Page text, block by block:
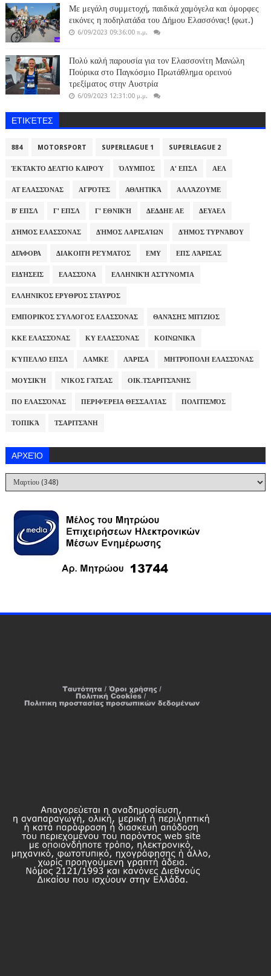
Με μεγάλη συμμετοχή, παιδικά χαμόγελα και όμορφες
εικόνες η ποδηλατάδα του Δήμου Ελασσόνας! (φωτ.)
6/09/2023 09:36:00 π.μ.
Πολύ καλή παρουσία για τον Ελασσονίτη Μανώλη
Πούρικα στο Παγκόσμιο Πρωτάθλημα ορεινού
τρεξίματος στην Αυστρία
6/09/2023 12:31:00 μ.μ.
ΕΤΙΚΈΤΕΣ
884 MOTORSPORT SUPERLEAGUE 1 SUPERLEAGUE 2
ΈΚΤΑΚΤΟ ΔΕΛΤΊΟ ΚΑΙΡΟΎ ΌΛΥΜΠΟΣ Α' ΕΠΣΛ ΑΕΛ
ΑΤ ΕΛΑΣΣΌΝΑΣ ΑΓΡΌΤΕΣ ΑΘΛΗΤΙΚΆ ΑΛΛΆΖΟΥΜΕ
Β' ΕΠΣΛ Γ' ΕΠΣΛ Γ' ΕΘΝΙΚΉ ΔΕΔΔΗΕ ΑΕ ΔΕΥΑΕΛ
ΔΉΜΟΣ ΕΛΑΣΣΌΝΑΣ ΔΉΜΟΣ ΛΑΡΙΣΑΊΩΝ ΔΉΜΟΣ ΤΥΡΝΆΒΟΥ
ΔΙΆΦΟΡΑ ΔΙΑΚΟΠΉ ΡΕΎΜΑΤΟΣ ΕΜΥ ΕΠΣ ΛΆΡΙΣΑΣ
ΕΙΔΉΣΕΙΣ ΕΛΑΣΣΌΝΑ ΕΛΛΗΝΙΚΉ ΑΣΤΥΝΟΜΊΑ
ΕΛΛΗΝΙΚΌΣ ΕΡΥΘΡΌΣ ΣΤΑΥΡΌΣ
ΕΜΠΟΡΙΚΌΣ ΣΎΛΛΟΓΟΣ ΕΛΑΣΣΌΝΑΣ ΘΑΝΆΣΗΣ ΜΠΊΖΙΟΣ
ΚΚΕ ΕΛΑΣΣΌΝΑΣ ΚΥ ΕΛΑΣΣΌΝΑΣ ΚΟΙΝΩΝΙΚΆ
ΚΎΠΕΛΛΟ ΕΠΣΛ ΛΑΜΚΕ ΛΆΡΙΣΑ ΜΗΤΡΌΠΟΛΗ ΕΛΑΣΣΌΝΑΣ
ΜΟΥΣΙΚΉ ΝΊΚΟΣ ΓΆΤΣΑΣ ΟΙΚ.ΤΣΑΡΙΤΣΆΝΗΣ
ΠΟ ΕΛΑΣΣΌΝΑΣ ΠΕΡΙΦΈΡΕΙΑ ΘΕΣΣΑΛΊΑΣ ΠΟΛΙΤΙΣΜΌΣ
ΤΟΠΙΚΆ ΤΣΑΡΙΤΣΆΝΗ
ΑΡΧΕΊΟ